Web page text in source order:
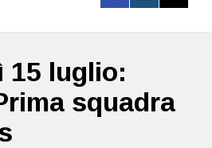
15 luglio:
squadra